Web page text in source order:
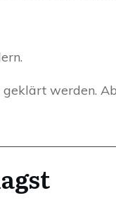
geklärt werden.